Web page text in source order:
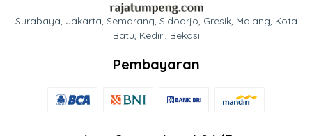
Surabaya, Jakarta, Semarang, Sidoarjo, Gresik, Malang, Kota
Batu, Kediri, Bekasi
Pembayaran